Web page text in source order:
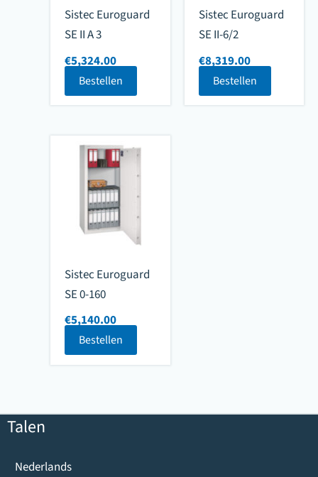
Sistec Euroguard
SE II A 3
€5,324.00
Bestellen
Sistec Euroguard
SE II-6/2
€8,319.00
Bestellen
Sistec Euroguard
SE 0-160
€5,140.00
Bestellen
Talen
Nederlands